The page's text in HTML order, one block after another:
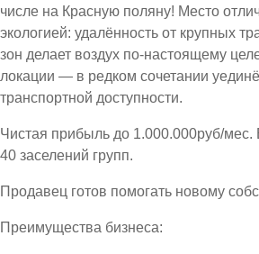
числе на Красную поляну! Место
экологией: удалённость от крупных
зон делает воздух по-настоящему
локации — в редком сочетании
транспортной доступности.
Чистая прибыль до 1.000.000руб/мес.
40 заселений групп.
Продавец готов помогать новому
Преимущества бизнеса: